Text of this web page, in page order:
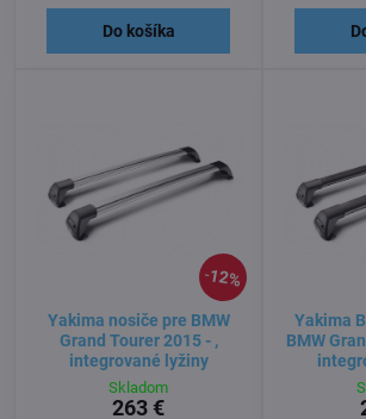
Do košíka
12%
Yakima nosiče pre BMW
Grand Tourer 2015 - ,
integrované lyžiny
Skladom
263 €
Yakima
BMW